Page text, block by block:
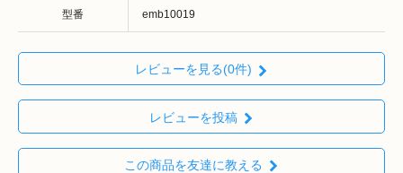
型番 emb10019
レビューを見る(0件)
レビューを投稿
この商品を友達に教える